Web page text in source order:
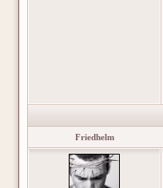
Friedhelm